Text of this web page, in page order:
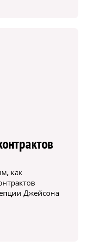
как
Джейсона